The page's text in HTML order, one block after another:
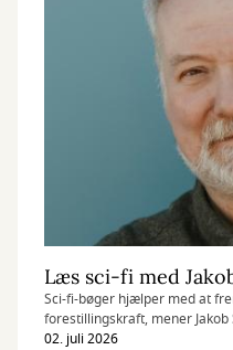
Læs sci-fi med
Sci-fi-bøger hjælper med at
forestillingskraft, mener
anbefalinger fra ham.
02. juli 2026